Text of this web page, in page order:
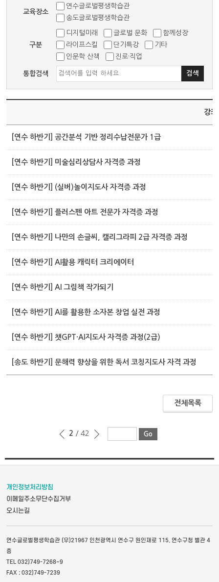
교육장소
연수글로벌평생학습관
송도글로벌평생학습관
구분
디지털미래 글로벌 문화
함께성장
라이프스킬
단기특강
기타
인문학 산책
진로·직업
통합검색
강좌
[연수 하반기] 공간분석 기반 정리수납전문가 1급
[연수 하반기] 미술심리상담사 자격증 과정
[연수 하반기] (실버)놀이지도사 자격증 과정
[연수 하반기] 플러스펜 아트 전문가 자격증 과정
[연수 하반기] 나만의 손글씨, 캘리그라피 2급 자격증 과정
[연수 하반기] AI활용 캐릭터 크리에이터
[연수 하반기] AI 그림책 작가되기
[연수 하반기] AI를 활용한 소자본 창업 실전 과정
[연수 하반기] 챗GPT·AI지도사 자격증 과정(2급)
[송도 하반기] 문해력 향상을 위한 독서 코칭지도사 자격 과정
전체목록
2 / 42
개인정보처리방침
이메일주소무단수집거부
오시는길
연수글로벌평생학습관 (우)21967 인천광역시 연수구 원인재로 115, 연수구청 별관 4
층
TEL 032)749-7268~9
FAX : 032)749-7239